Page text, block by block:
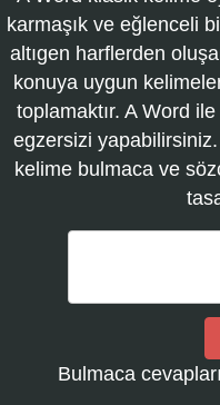
karmaşık ve eğlenceli
altıgen harflerden
konuya uygun
toplamaktır. A Word
egzersizi
kelime bulmaca ve
Bulmaca